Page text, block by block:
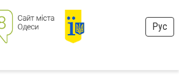
Рус